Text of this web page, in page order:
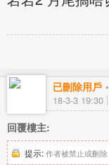
已刪除用戶
18-3-3 19:30
回覆樓主:
提示: 作者被禁止或刪